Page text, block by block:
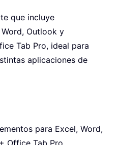
que incluye
Outlook y
Tab Pro, ideal para
aplicaciones de
para Excel, Word,
Office Tab Pro